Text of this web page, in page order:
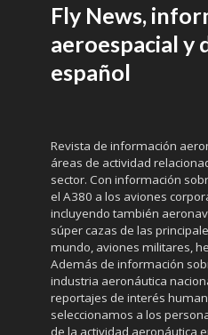
Fly News,
aeroespacial y
español
Revista de información
áreas de actividad
sector. Con información
el A380 a los aviones
incluyendo también
súper cazas de las
mundo, aviones militares,
Además de información
industria aeronáutica
reportajes de interés
seleccionamos a los
de la actividad aeronáutica